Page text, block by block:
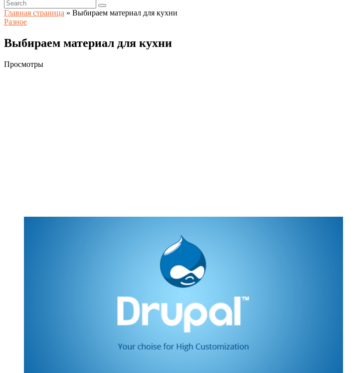
Главная страница » Выбираем материал для кухни
Разное
Выбираем материал для кухни
Просмотры